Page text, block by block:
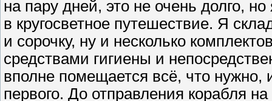
на пару дней, это не очень долго,
в кругосветное путешествие. Я
и сорочку, ну и несколько
средствами гигиены и
вполне помещается всё, что
первого. До отправления корабля